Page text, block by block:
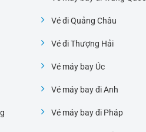
Vé đi Quảng Châu
Vé đi Thượng Hải
Vé máy bay Úc
Vé máy bay đi Anh
Vé máy bay đi Pháp